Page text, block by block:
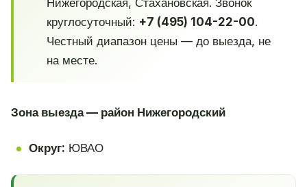
круглосуточный: +7 (495) 104-22-00.
Честный диапазон цены — до выезда, не
на месте.
Зона выезда — район Нижегородский
Округ: ЮВАО